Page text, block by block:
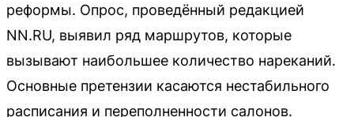
реформы. Опрос, проведённый редакцией
NN.RU, выявил ряд маршрутов, которые
вызывают наибольшее количество нареканий.
Основные претензии касаются нестабильного
расписания и переполненности салонов.